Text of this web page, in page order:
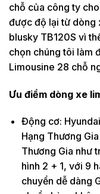
chỗ của công ty
được độ lại từ dòng
blusky TB120S vì
chọn chúng tôi làm
Limousine 28 chỗ
Ưu điểm dòng xe
Động cơ:
Hạng Thương
Thương Gia như
hình 2 + 1, với 9
chuyển dễ dàng